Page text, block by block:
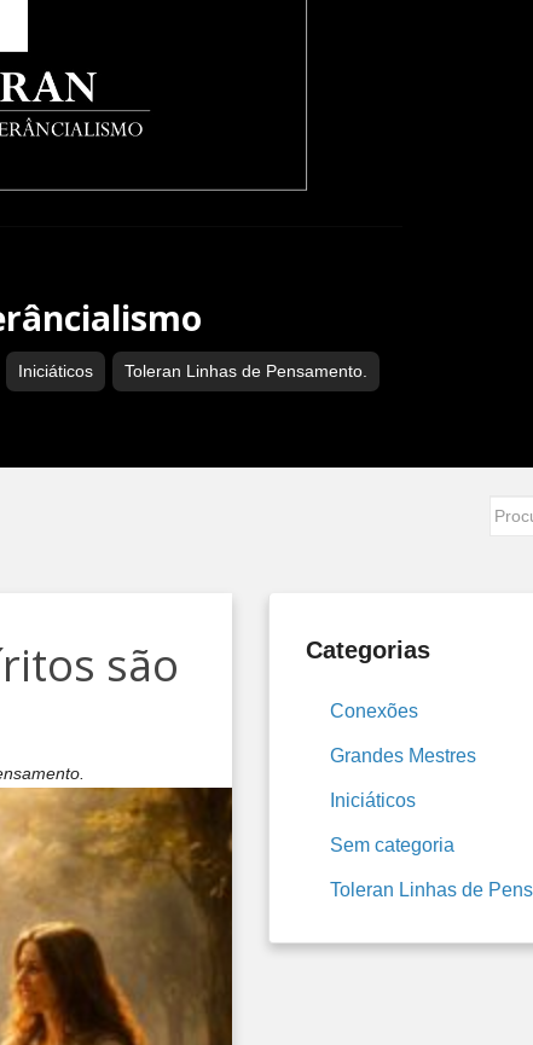
Iniciáticos Toleran Linhas de Pensamento.
são Categorias
Conexões
Grandes Mestres
Iniciáticos
Sem categoria
Toleran Linhas de